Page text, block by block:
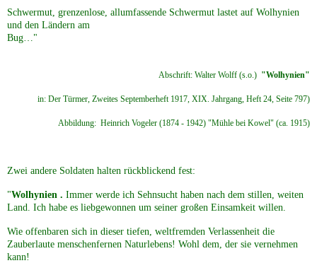
Schwermut, grenzenlose, allumfassende Schwermut lastet auf Wolhynien
und den Ländern am
Bug…"
Abschrift: Walter Wolff (s.o.) "Wolhynien"
in: Der Türmer, Zweites Septemberheft 1917, XIX. Jahrgang, Heft 24, Seite 797)
Abbildung: Heinrich Vogeler (1874 - 1942) "Mühle bei Kowel" (ca. 1915)
Zwei andere Soldaten halten rückblickend fest:
"Wolhynien . Immer werde ich Sehnsucht haben nach dem stillen, weiten
Land. Ich habe es liebgewonnen um seiner großen Einsamkeit willen.
Wie offenbaren sich in dieser tiefen, weltfremden Verlassenheit die
Zauberlaute menschenfernen Naturlebens! Wohl dem, der sie vernehmen
kann!